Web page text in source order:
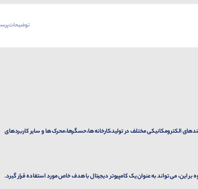
توضیحات
الکترومکانیکی مختلف در تولید،کارخانه ها،حسگرها،محرک ها و سایر کاربردهای
این، می تواند به عنوان یک کامپیوتر دیجیتال با هدف خاص مورد استفاده قرار گیرد.